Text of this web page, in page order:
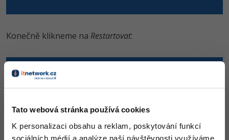
Tato webová stránka používá cookies
K personalizaci obsahu a reklam, poskytování funkcí
sociálních médií a analýze naší návštěvnosti využíváme
Konečně klikneme na Restartovat: